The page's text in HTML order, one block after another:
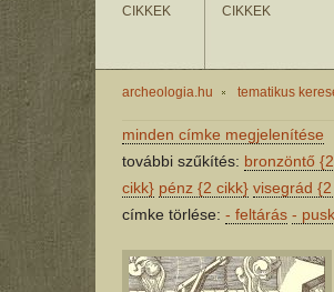
CIKKEK
CIKKEK
archeologia.hu tematikus
minden címke megjelenítése
további szűkítés: bronzöntő
cikk} pénz {2 cikk} visegrád
címke törlése: - feltárás -